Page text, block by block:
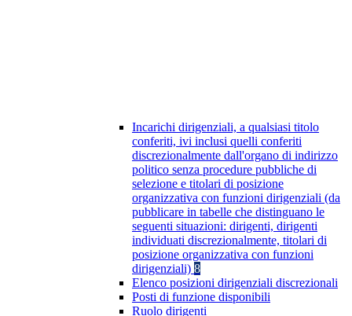
Incarichi dirigenziali, a qualsiasi titolo
conferiti, ivi inclusi quelli conferiti
discrezionalmente dall'organo di indirizzo
politico senza procedure pubbliche di
selezione e titolari di posizione
organizzativa con funzioni dirigenziali (da
pubblicare in tabelle che distinguano le
seguenti situazioni: dirigenti, dirigenti
individuati discrezionalmente, titolari di
posizione organizzativa con funzioni
dirigenziali) 8
Elenco posizioni dirigenziali discrezionali
Posti di funzione disponibili
Ruolo dirigenti